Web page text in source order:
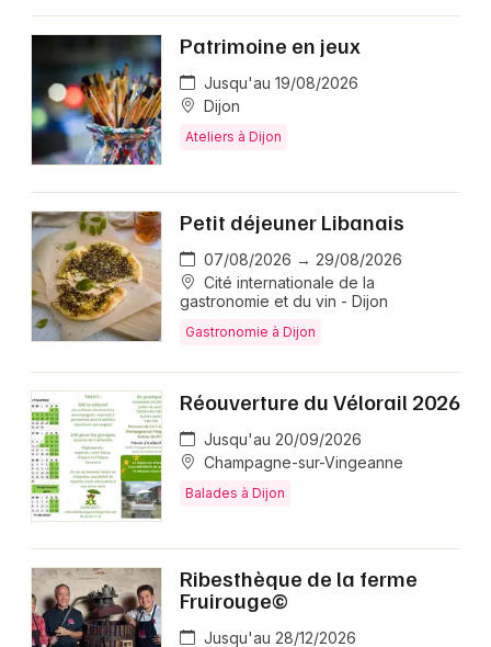
Patrimoine en jeux
Jusqu'au 19/08/2026
Dijon
Ateliers à Dijon
Petit déjeuner Libanais
07/08/2026 → 29/08/2026
Cité internationale de la
gastronomie et du vin - Dijon
Gastronomie à Dijon
Réouverture du Vélorail 2026
Jusqu'au 20/09/2026
Champagne-sur-Vingeanne
Balades à Dijon
Ribesthèque de la ferme
Fruirouge©
Jusqu'au 28/12/2026